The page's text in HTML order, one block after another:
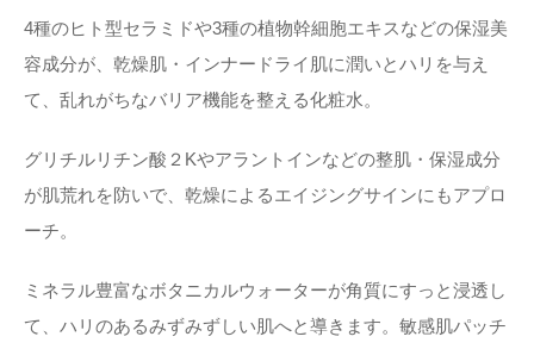
4種のヒト型セラミドや3種の植物幹細胞エキスなどの保湿美
容成分が、乾燥肌・インナードライ肌に潤いとハリを与え
て、乱れがちなバリア機能を整える化粧水。
グリチルリチン酸２Kやアラントインなどの整肌・保湿成分
が肌荒れを防いで、乾燥によるエイジングサインにもアプロ
ーチ。
ミネラル豊富なボタニカルウォーターが角質にすっと浸透し
て、ハリのあるみずみずしい肌へと導きます。敏感肌パッチ